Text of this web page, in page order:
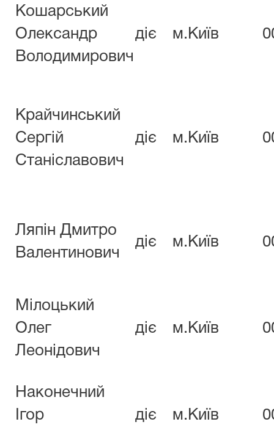
Кошарський
Олександр
Володимирович
діє м.Київ
Крайчинський
Сергій
Станіславович
діє м.Київ
Ляпін Дмитро
Валентинович
діє м.Київ
Мілоцький
Олег
Леонідович
діє м.Київ
Наконечний
Ігор
діє м.Київ